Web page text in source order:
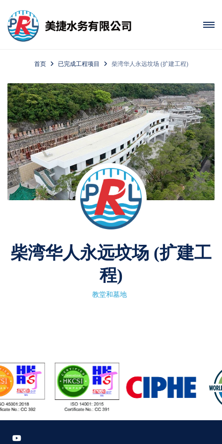
首页 已完成工程项目 柴湾华人永远坟场 (扩建工程)
柴湾华人永远坟场 (扩建工
程)
教堂和墓地